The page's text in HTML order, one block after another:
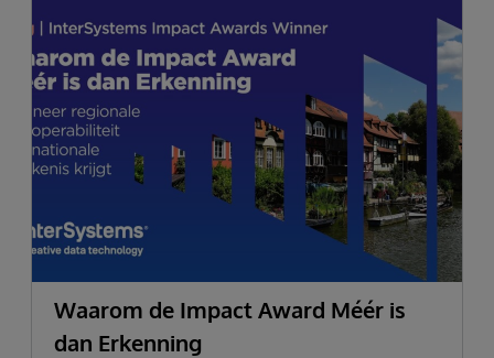
Waarom de Impact Award Méér is
dan Erkenning